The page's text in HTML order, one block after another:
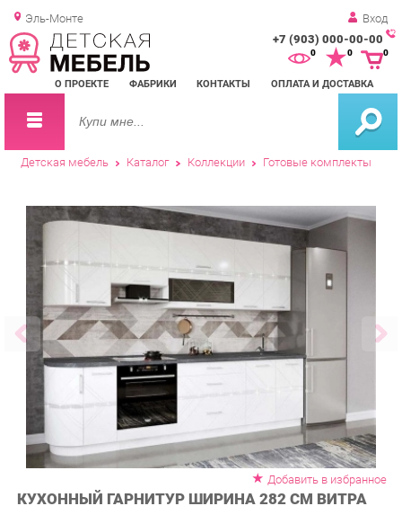
Эль-Монте Вход
+7 (903) 000-00-00
О ПРОЕКТЕ ФАБРИКИ КОНТАКТЫ ОПЛАТА И ДОСТАВКА
0 0
Детская мебель Каталог Коллекции Готовые комплекты
Добавить в избранное
КУХОННЫЙ ГАРНИТУР ШИРИНА 282 СМ ВИТРА
БЬЯНКА 33